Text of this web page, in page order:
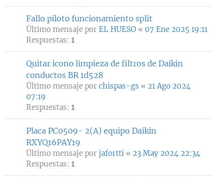
Fallo piloto funcionamiento split
Último mensaje por EL HUESO « 07 Ene 2025 19:11
Respuestas: 1
Quitar icono limpieza de filtros de Daikin
conductos BR 1d528
Último mensaje por chispas-gs « 21 Ago 2024
07:19
Respuestas: 1
Placa PC0509- 2(A) equipo Daikin
RXYQ16PAY19
Último mensaje por jafortti « 23 May 2024 22:34
Respuestas: 1